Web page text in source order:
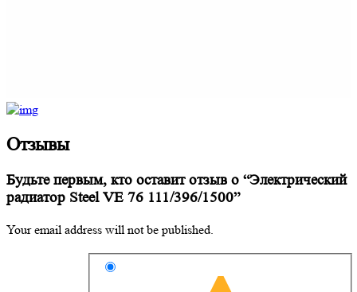
Отзывы
Будьте первым, кто оставит отзыв о “Электрический
радиатор Steel VE 76 111/396/1500”
Your email address will not be published.